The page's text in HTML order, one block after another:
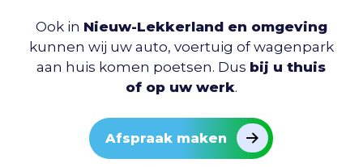
Ook in Nieuw-Lekkerland en omgeving
kunnen wij uw auto, voertuig of wagenpark
aan huis komen poetsen. Dus bij u thuis
of op uw werk.
Afspraak maken